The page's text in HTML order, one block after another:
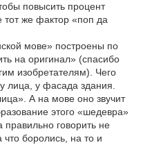
повысить процент
тот же фактор «поп да
мове» построены по
на оригинал» (спасибо
изобретателям). Чего
лица, у фасада здания.
А на мове оно звучит
этого «шедевра»
правильно говорить не
боролись, на то и